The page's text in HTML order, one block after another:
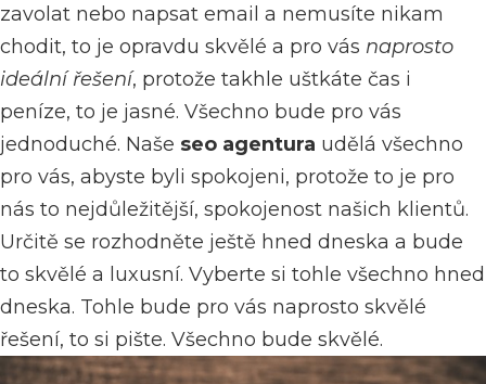
zavolat nebo napsat email a nemusíte nikam
chodit, to je opravdu skvělé a pro vás naprosto
ideální řešení, protože takhle uštkáte čas i
peníze, to je jasné. Všechno bude pro vás
jednoduché. Naše seo agentura udělá všechno
pro vás, abyste byli spokojeni, protože to je pro
nás to nejdůležitější, spokojenost našich klientů.
Určitě se rozhodněte ještě hned dneska a bude
to skvělé a luxusní. Vyberte si tohle všechno hned
dneska. Tohle bude pro vás naprosto skvělé
řešení, to si pište. Všechno bude skvělé.